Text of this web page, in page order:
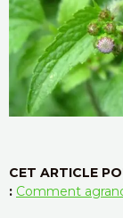
CET ARTICLE
: Comment